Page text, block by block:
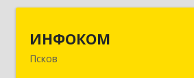
ИНФОКОМ
Псков